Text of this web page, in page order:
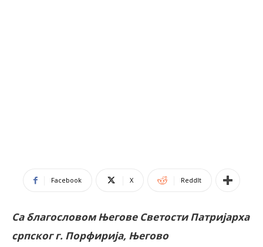
Facebook X ReddIt
Са благословом Његове Светости Патријарха
српског г. Порфирија, Његово